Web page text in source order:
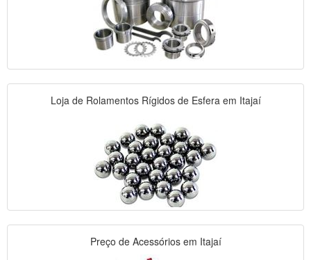
Loja de Rolamentos Rígidos de Esfera em Itajaí
Preço de Acessórios em Itajaí